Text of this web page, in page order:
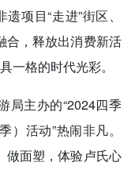
项目“走进”街区、
合，释放出消费新活
一格的时代光彩。
主办的“2024四季
活动”热闹非凡。
做面塑，体验卢氏心